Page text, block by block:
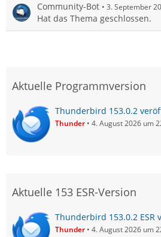
Community-Bot 3. September
Hat das Thema geschlossen.
Aktuelle Programmversion
Thunderbird 153.0.2
Thunder 4. August 2026 um
Aktuelle 153 ESR-Version
Thunderbird 153.0.2 ESR
Thunder 4. August 2026 um